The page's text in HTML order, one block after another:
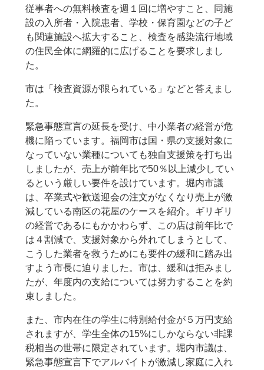
従事者への無料検査を週１回に増やすこと、同施
設の入所者・入院患者、学校・保育園などの子ど
も関連施設へ拡大すること、検査を感染流行地域
の住民全体に網羅的に広げることを要求しまし
た。
市は「検査資源が限られている」などと答えまし
た。
緊急事態宣言の延長を受け、中小業者の経営が危
機に陥っています。福岡市は国・県の支援対象に
なっていない業種についても独自支援策を打ち出
しましたが、売上が前年比で50％以上減少してい
るという厳しい要件を設けています。堀内市議
は、卒業式や歓送迎会の注文がなくなり売上が激
減している南区の花屋のケースを紹介。ギリギリ
の経営であるにもかかわらず、この店は前年比で
は４割減で、支援対象から外れてしまうとして、
こうした業者を救うためにも要件の緩和に踏み出
すよう市長に迫りました。市は、緩和は拒みまし
たが、年度内の支給については努力することを約
束しました。
また、市内在住の学生に特別給付金が５万円支給
されますが、学生全体の15%にしかならない非課
税相当の世帯に限定されています。堀内市議は、
緊急事態宣言下でアルバイトが激減し家庭に入れ